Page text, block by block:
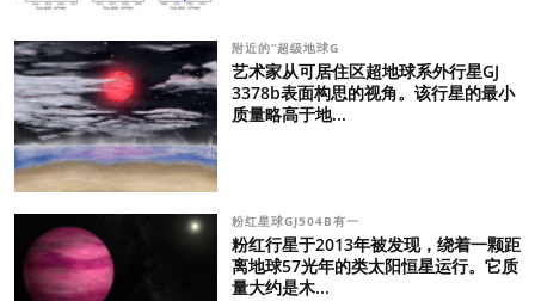
附近的“超级地球G
艺术家从可居住区超地球系外行星GJ
3378b表面构思的视角。该行星的最小
质量略高于地...
粉红星球GJ504B有一
粉红行星于2013年被发现，绕着一颗距
离地球57光年的类太阳恒星运行。它质
量大约是木...